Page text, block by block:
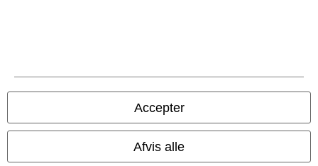
Accepter
Afvis alle
Persondatapolitik
Bortskaffelse af affald og miljøbeskyttelse